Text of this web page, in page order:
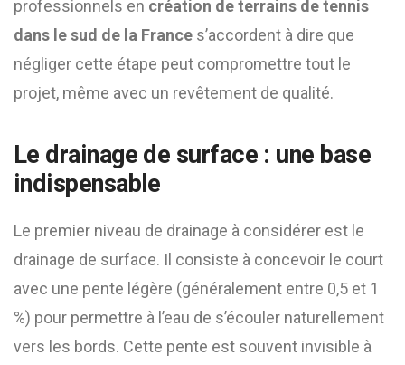
professionnels en création de terrains de tennis
dans le sud de la France s’accordent à dire que
négliger cette étape peut compromettre tout le
projet, même avec un revêtement de qualité.
Le drainage de surface : une base
indispensable
Le premier niveau de drainage à considérer est le
drainage de surface. Il consiste à concevoir le court
avec une pente légère (généralement entre 0,5 et 1
%) pour permettre à l’eau de s’écouler naturellement
vers les bords. Cette pente est souvent invisible à